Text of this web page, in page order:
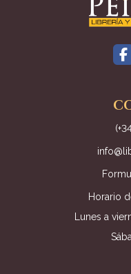
Horario
Lunes a